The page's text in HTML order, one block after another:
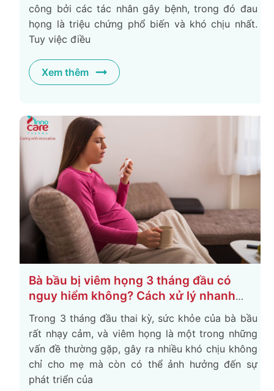
công bởi các tác nhân gây bệnh, trong đó đau
họng là triệu chứng phổ biến và khó chịu nhất.
Tuy việc điều
Xem thêm
Bà bầu bị viêm họng 3 tháng đầu có
nguy hiểm không? Cách xử lý nhanh
khỏi
Trong 3 tháng đầu thai kỳ, sức khỏe của bà bầu
rất nhạy cảm, và viêm họng là một trong những
vấn đề thường gặp, gây ra nhiều khó chịu không
chỉ cho mẹ mà còn có thể ảnh hưởng đến sự
phát triển của